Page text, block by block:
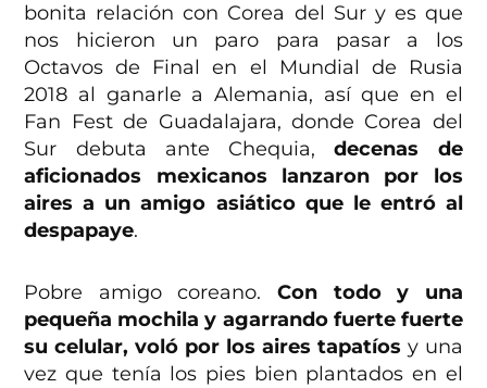
bonita relación con Corea del Sur y es que
nos hicieron un paro para pasar a los
Octavos de Final en el Mundial de Rusia
2018 al ganarle a Alemania, así que en el
Fan Fest de Guadalajara, donde Corea del
Sur debuta ante Chequia,decenas de
aficionados mexicanos lanzaron por los
aires a un amigo asiático que le entró al
despapaye.
Pobre amigo coreano. Con todo y una
pequeña mochila y agarrando fuerte fuerte
su celular, voló por los aires tapatíos y una
vez que tenía los pies bien plantados en el